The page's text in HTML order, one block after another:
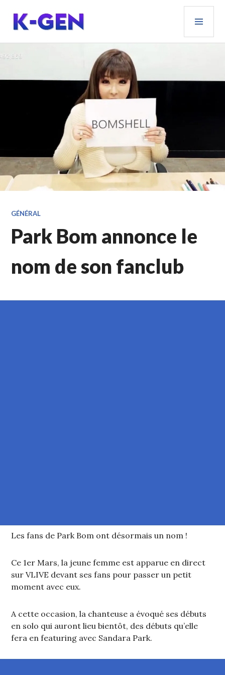
contenu
principal
K-GEN
GÉNÉRAL
Park Bom annonce le
nom de son fanclub
Les fans de Park Bom ont désormais un nom !
Ce 1er Mars, la jeune femme est apparue en direct
sur VLIVE devant ses fans pour passer un petit
moment avec eux.
A cette occasion, la chanteuse a évoqué ses débuts
en solo qui auront lieu bientôt, des débuts qu’elle
fera en featuring avec Sandara Park.